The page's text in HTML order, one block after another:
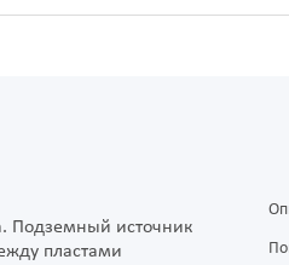
Подземный источник
пластами